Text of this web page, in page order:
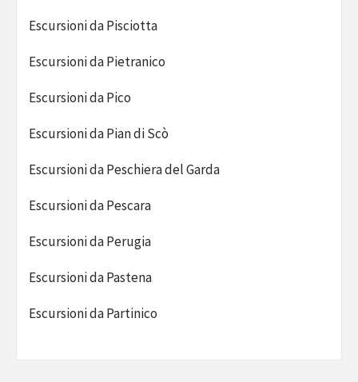
Escursioni da Pisciotta
Escursioni da Pietranico
Escursioni da Pico
Escursioni da Pian di Scò
Escursioni da Peschiera del Garda
Escursioni da Pescara
Escursioni da Perugia
Escursioni da Pastena
Escursioni da Partinico